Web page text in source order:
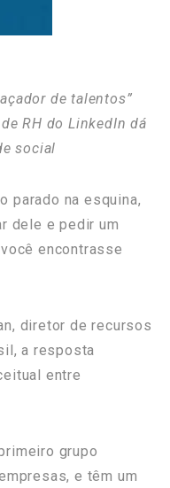
de talentos”
RH do LinkedIn dá
social
parado na esquina,
dele e pedir um
encontrasse
diretor de recursos
a resposta
entre
grupo
e têm um